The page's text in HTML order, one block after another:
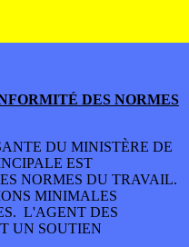
DES NORMES
DU MINISTÈRE DE
EST
NORMES DU TRAVAIL.
MINIMALES
L'AGENT DES
UN SOUTIEN